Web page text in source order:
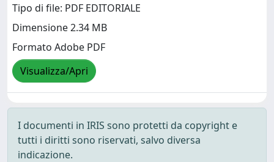
Tipo di file: PDF EDITORIALE
Dimensione 2.34 MB
Formato Adobe PDF
Visualizza/Apri
I documenti in IRIS sono protetti da copyright e
tutti i diritti sono riservati, salvo diversa
indicazione.